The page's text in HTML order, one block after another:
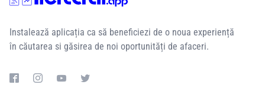
Instalează aplicația ca să beneficiezi de o noua experiență
în căutarea si găsirea de noi oportunități de afaceri.